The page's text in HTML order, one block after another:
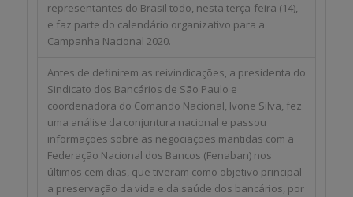
representantes do Brasil todo, nesta terça-feira (14),
e faz parte do calendário organizativo para a
Campanha Nacional 2020.
Antes de definirem as reivindicações, a presidenta do
Sindicato dos Bancários de São Paulo e
coordenadora do Comando Nacional, Ivone Silva, fez
uma análise da conjuntura nacional e passou
informações sobre as negociações mantidas com a
Federação Nacional dos Bancos (Fenaban) nos
últimos cem dias, que tiveram como objetivo principal
a preservação da vida e da saúde dos bancários, por